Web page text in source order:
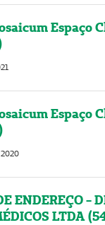
Espaço
Espaço
ENDEREÇO -
LTDA